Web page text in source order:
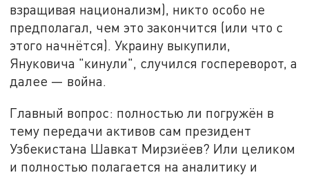
взращивая национализм), никто особо не
предполагал, чем это закончится (или что с
этого начнётся). Украину выкупили,
Януковича "кинули", случился госпереворот, а
далее — война.
Главный вопрос: полностью ли погружён в
тему передачи активов сам президент
Узбекистана Шавкат Мирзиёев? Или целиком
и полностью полагается на аналитику и